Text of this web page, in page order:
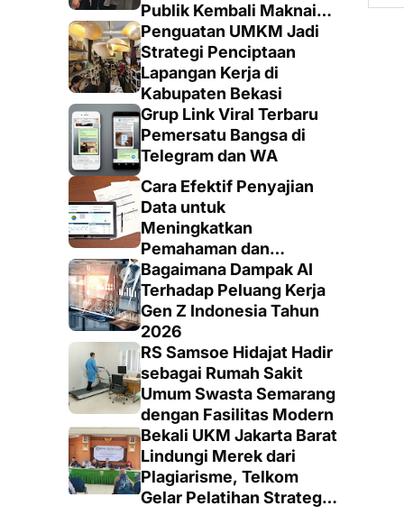
Publik Kembali Maknai
Ruang Digital dengan
Totalitas dan Loyalitas
Penguatan UMKM Jadi
Strategi Penciptaan
Lapangan Kerja di
Kabupaten Bekasi
Grup Link Viral Terbaru
Pemersatu Bangsa di
Telegram dan WA
Cara Efektif Penyajian
Data untuk
Meningkatkan
Pemahaman dan
Keputusan yang Tepat
Bagaimana Dampak AI
Terhadap Peluang Kerja
Gen Z Indonesia Tahun
2026
RS Samsoe Hidajat Hadir
sebagai Rumah Sakit
Umum Swasta Semarang
dengan Fasilitas Modern
Bekali UKM Jakarta Barat
Lindungi Merek dari
Plagiarisme, Telkom
Gelar Pelatihan Strategi